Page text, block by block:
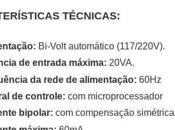
TÉCNICAS:
Bi-Volt automático (117/220V).
de entrada máxima: 20VA.
da rede de alimentação: 60Hz
de controle: com microprocessador
bipolar: com compensação simétrica